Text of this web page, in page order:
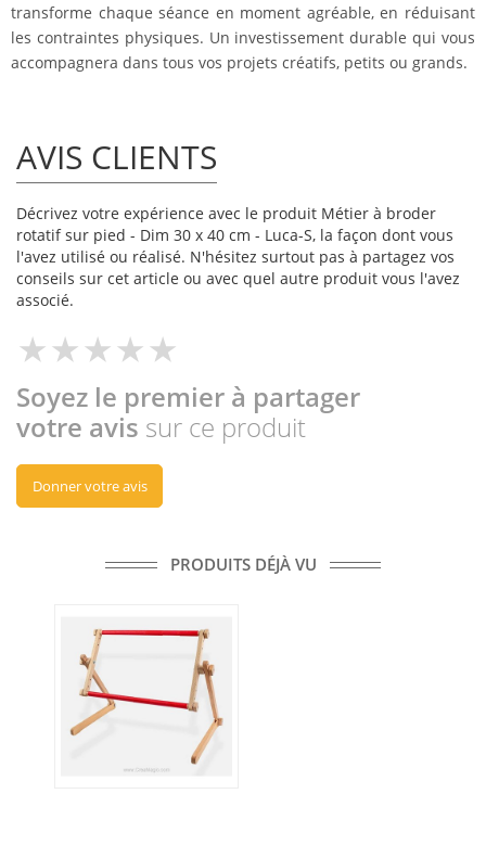
transforme chaque séance en moment agréable, en réduisant
les contraintes physiques. Un investissement durable qui vous
accompagnera dans tous vos projets créatifs, petits ou grands.
AVIS CLIENTS
Décrivez votre expérience avec le produit Métier à broder
rotatif sur pied - Dim 30 x 40 cm - Luca-S, la façon dont vous
l'avez utilisé ou réalisé. N'hésitez surtout pas à partagez vos
conseils sur cet article ou avec quel autre produit vous l'avez
associé.
Soyez le premier à partager
votre avis sur ce produit
Donner votre avis
PRODUITS DÉJÀ VU